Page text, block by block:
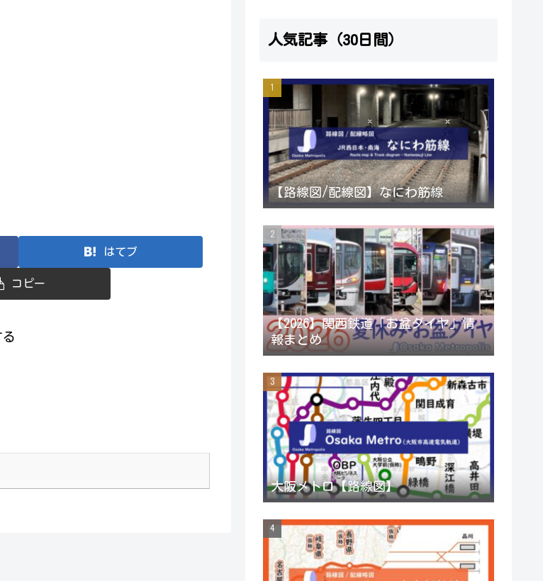
はてブ
コピー
s
t
a
g
r
a
m
i
t
e
r
u
T
u
b
e
C
h
a
n
e
l
d
人気記事（30日間）
【路線図/配線図】なにわ筋線
【2026】関西鉄道「お盆ダイヤ」情
報まとめ
大阪メトロ【路線図】